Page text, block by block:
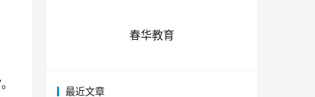
春华教育
最近文章